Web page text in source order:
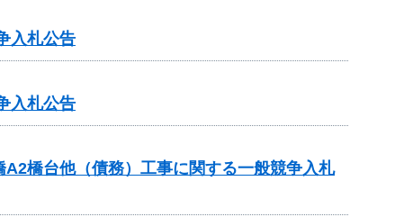
入札公告
入札公告
橋台他（債務）工事に関する一般競争入札